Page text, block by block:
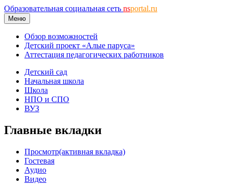
Образовательная социальная сеть nsportal.ru
Меню
Обзор возможностей
Детский проект «Алые паруса»
Аттестация педагогических работников
Детский сад
Начальная школа
Школа
НПО и СПО
ВУЗ
Главные вкладки
Просмотр(активная вкладка)
Гостевая
Аудио
Видео